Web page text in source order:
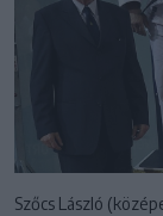
Szőcs László